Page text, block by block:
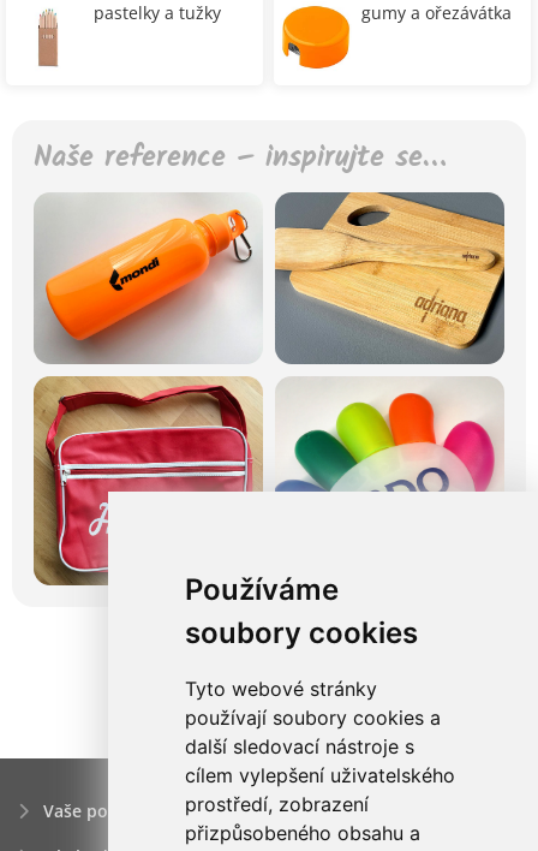
Používáme
soubory cookies
Tyto webové stránky
používají soubory cookies a
další sledovací nástroje s
cílem vylepšení uživatelského
prostředí, zobrazení
přizpůsobeného obsahu a
pastelky a tužky gumy a ořezávátka
Naše reference – inspirujte se…
Vaše poptávka